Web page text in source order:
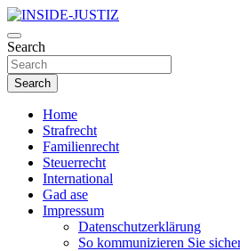
Skip
to
content
INSIDE-
Investigativer Journalismus zur Dritten
Search
Search
Home
Strafrecht
Familienrecht
Steuerrecht
International
Gad ase
Impressum
Datenschutzerklärung
So kommunizieren Sie